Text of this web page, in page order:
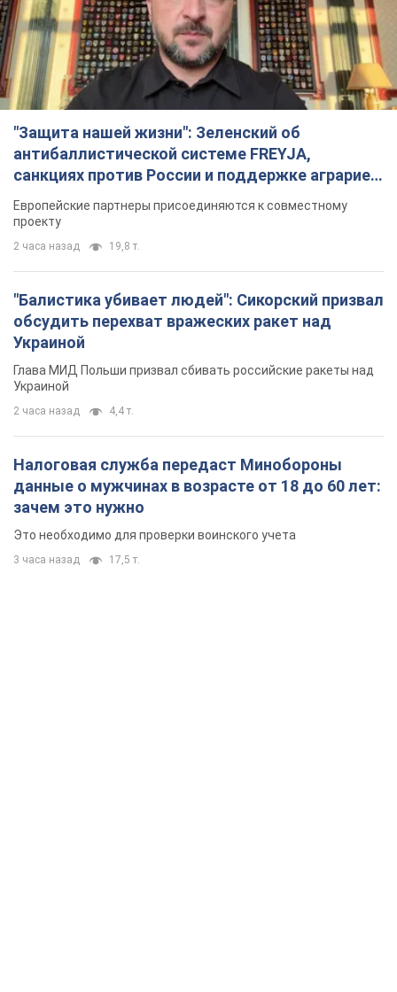
"Защита нашей жизни": Зеленский об
антибаллистической системе FREYJA,
санкциях против России и поддержке аграриев.
Видео
Европейские партнеры присоединяются к совместному
проекту
2 часа назад 19,8 т.
"Балистика убивает людей": Сикорский призвал
обсудить перехват вражеских ракет над
Украиной
Глава МИД Польши призвал сбивать российские ракеты над
Украиной
2 часа назад 4,4 т.
Налоговая служба передаст Минобороны
данные о мужчинах в возрасте от 18 до 60 лет:
зачем это нужно
Это необходимо для проверки воинского учета
3 часа назад 17,5 т.